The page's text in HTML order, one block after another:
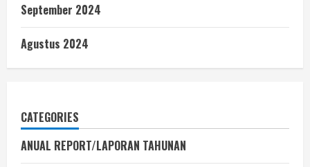
September 2024
Agustus 2024
CATEGORIES
ANUAL REPORT/LAPORAN TAHUNAN